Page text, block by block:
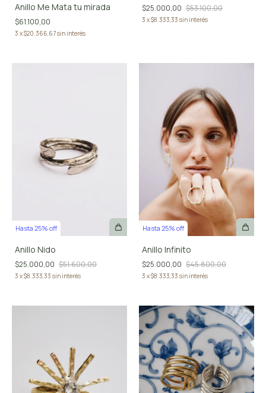
Anillo Me Mata tu mirada
$61.100,00
3 x$20.366,67sin interés
$25.000,00 $53.100,00
3 x$8.333,33 sin interés
Hasta 25% off
Anillo Nido
$25.000,00 $51.600,00
3 x$8.333,33 sin interés
Hasta 25% off
Anillo Infinito
$25.000,00 $45.800,00
3 x$8.333,33 sin interés